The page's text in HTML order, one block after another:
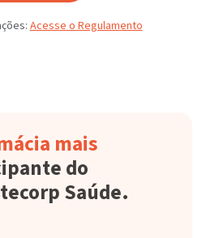
Acesse o Regulamento
mais
do
Saúde.